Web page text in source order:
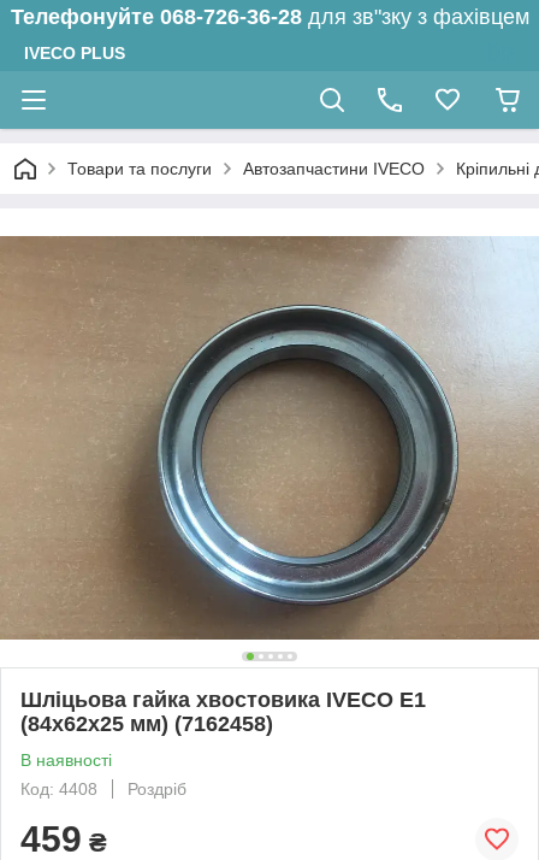
Телефонуйте 068-726-36-28 для зв"зку з фахівцем
IVECO PLUS
Товари та послуги Автозапчастини IVECO Кріпильні
Шліцьова гайка хвостовика IVECO E1
(84х62х25 мм) (7162458)
В наявності
Код: 4408
Роздріб
459 ₴